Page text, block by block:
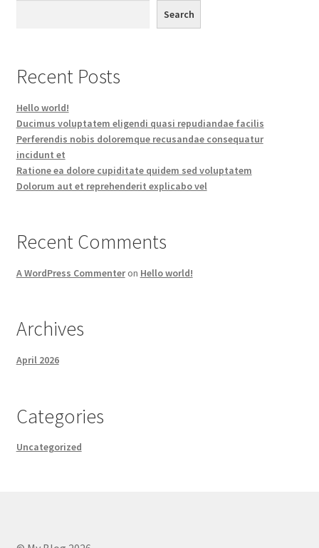
Search
Recent Posts
Hello world!
Ducimus voluptatem eligendi quasi repudiandae facilis
Perferendis nobis doloremque recusandae consequatur
incidunt et
Ratione ea dolore cupiditate quidem sed voluptatem
Dolorum aut et reprehenderit explicabo vel
Recent Comments
A WordPress Commenteron Hello world!
Archives
April 2026
Categories
Uncategorized